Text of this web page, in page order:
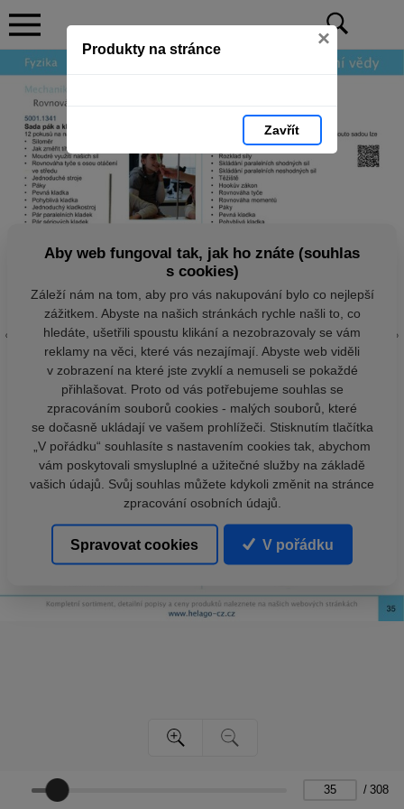
Produkty na stránce ×
Zavřít
/ 308
Aby web fungoval tak, jak ho znáte (souhlas
s cookies)
Záleží nám na tom, aby pro vás nakupování bylo co nejlepší
zážitkem. Abyste na našich stránkách rychle našli to, co
hledáte, ušetřili spoustu klikání a nezobrazovaly se vám
reklamy na věci, které vás nezajímají. Abyste web viděli
v zobrazení na které jste zvyklí a nemuseli se pokaždé
přihlašovat. Proto od vás potřebujeme souhlas se
zpracováním souborů cookies - malých souborů, které
se dočasně ukládají ve vašem prohlížeči. Stisknutím tlačítka
„V pořádku“ souhlasíte s nastavením cookies tak, abychom
vám poskytovali smysluplné a užitečné služby na základě
vašich údajů. Svůj souhlas můžete kdykoli změnit na stránce
zpracování osobních údajů.
Spravovat cookies V pořádku